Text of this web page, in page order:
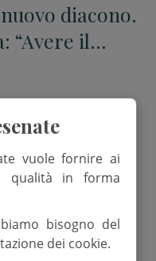
diacono.
“Avere il
Dio”
pier giulio diaco
vuole fornire ai
qualità in forma
bisogno del
dei cookie.